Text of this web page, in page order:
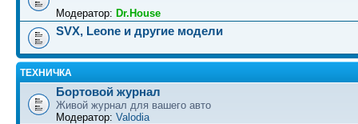
Модератор: Dr.House
SVX, Leone и другие модели
ТЕХНИЧКА
Бортовой журнал
Живой журнал для вашего авто
Модератор: Valodia